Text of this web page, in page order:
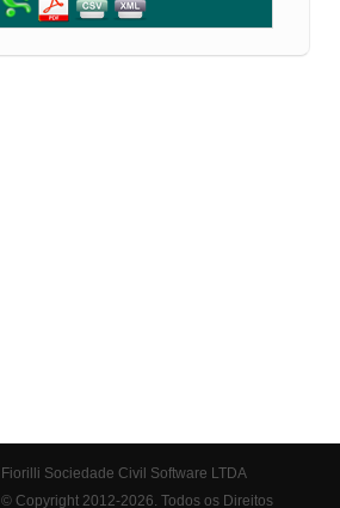
Fiorilli Sociedade Civil Software LTDA
© Copyright 2012-2026. Todos os Direitos